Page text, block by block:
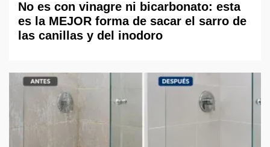
No es con vinagre ni bicarbonato: esta
es la MEJOR forma de sacar el sarro de
las canillas y del inodoro